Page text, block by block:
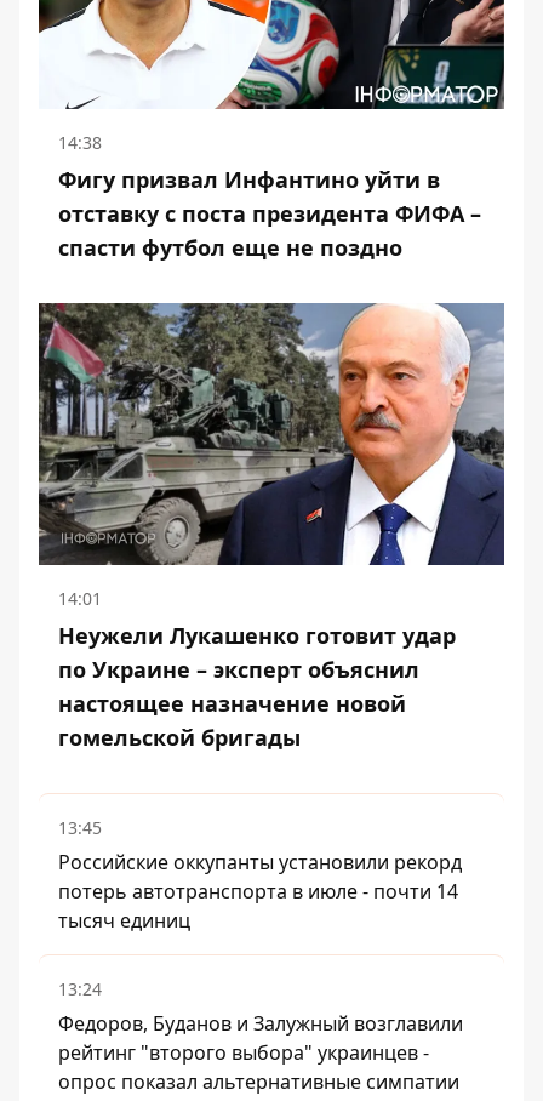
14:38
Фигу призвал Инфантино уйти в
отставку с поста президента ФИФА –
спасти футбол еще не поздно
14:01
Неужели Лукашенко готовит удар
по Украине – эксперт объяснил
настоящее назначение новой
гомельской бригады
13:45
Российские оккупанты установили рекорд
потерь автотранспорта в июле - почти 14
тысяч единиц
13:24
Федоров, Буданов и Залужный возглавили
рейтинг "второго выбора" украинцев -
опрос показал альтернативные симпатии